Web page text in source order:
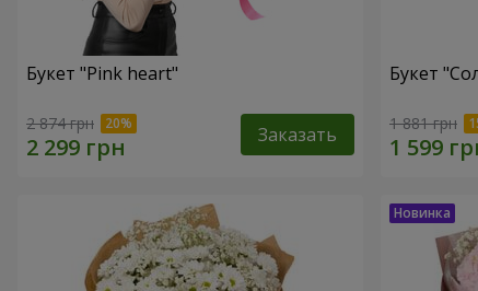
Букет "Pink heart"
2 874 грн Заказать
Букет
1 881 грн